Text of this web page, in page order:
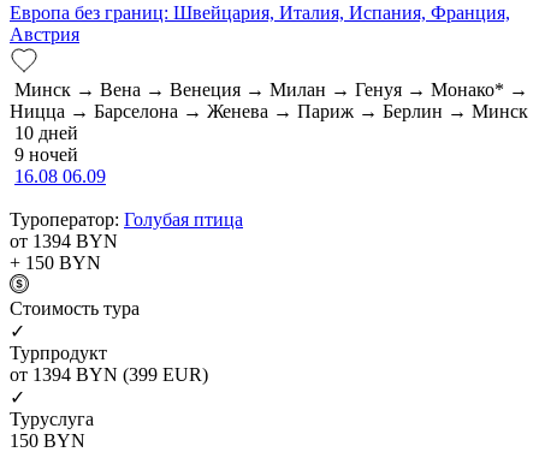
Европа без границ: Швейцария, Италия, Испания, Франция,
Австрия
Минск → Вена → Венеция → Милан → Генуя → Монако* →
Ницца → Барселона → Женева → Париж → Берлин → Минск
10 дней
9 ночей
16.08 06.09
Туроператор: Голубая птица
от 1394 BYN
+ 150 BYN
Cтоимость тура
✓
Турпродукт
от 1394 BYN (399 EUR)
✓
Туруслуга
150 BYN